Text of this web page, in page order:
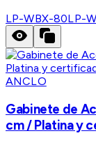
LP-WBX-80LP-
ANCLO
Gabinete de
cm / Platina y